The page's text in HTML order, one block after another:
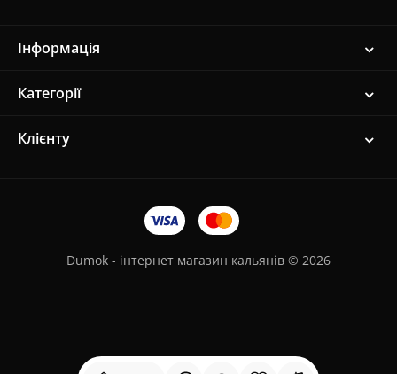
Інформація
Категорії
Клієнту
Dumok - інтернет магазин кальянів © 2026